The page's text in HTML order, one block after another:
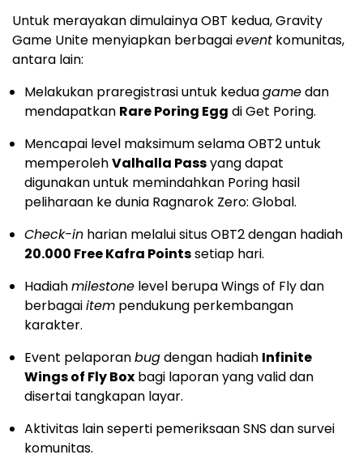
Untuk merayakan dimulainya OBT kedua, Gravity
Game Unite menyiapkan berbagaievent komunitas,
antara lain:
Melakukan praregistrasi untuk keduagamedan
mendapatkan Rare Poring Egg di Get Poring.
Mencapai level maksimum selama OBT2 untuk
memperolehValhalla Passyang dapat
digunakan untuk memindahkan Poring hasil
peliharaan ke dunia Ragnarok Zero: Global.
Check-in harian melalui situs OBT2 dengan hadiah
20.000 Free Kafra Pointssetiap hari.
Hadiahmilestone level berupa Wings of Fly dan
berbagaiitem pendukung perkembangan
karakter.
Event pelaporanbugdengan hadiah Infinite
Wings of Fly Box bagi laporan yang valid dan
disertai tangkapan layar.
Aktivitas lain seperti pemeriksaan SNS dan survei
komunitas.